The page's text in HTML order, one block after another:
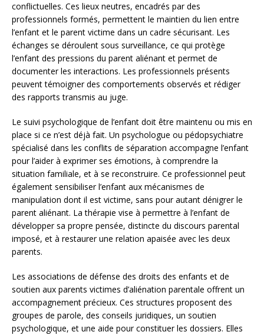
conflictuelles. Ces lieux neutres, encadrés par des
professionnels formés, permettent le maintien du lien entre
l’enfant et le parent victime dans un cadre sécurisant. Les
échanges se déroulent sous surveillance, ce qui protège
l’enfant des pressions du parent aliénant et permet de
documenter les interactions. Les professionnels présents
peuvent témoigner des comportements observés et rédiger
des rapports transmis au juge.
Le suivi psychologique de l’enfant doit être maintenu ou mis en
place si ce n’est déjà fait. Un psychologue ou pédopsychiatre
spécialisé dans les conflits de séparation accompagne l’enfant
pour l’aider à exprimer ses émotions, à comprendre la
situation familiale, et à se reconstruire. Ce professionnel peut
également sensibiliser l’enfant aux mécanismes de
manipulation dont il est victime, sans pour autant dénigrer le
parent aliénant. La thérapie vise à permettre à l’enfant de
développer sa propre pensée, distincte du discours parental
imposé, et à restaurer une relation apaisée avec les deux
parents.
Les associations de défense des droits des enfants et de
soutien aux parents victimes d’aliénation parentale offrent un
accompagnement précieux. Ces structures proposent des
groupes de parole, des conseils juridiques, un soutien
psychologique, et une aide pour constituer les dossiers. Elles